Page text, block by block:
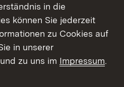
in die
können Sie jederzeit
zu Cookies auf
in unserer
und zu uns im Impressum.